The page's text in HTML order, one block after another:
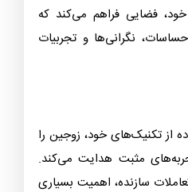
فضایی فراهم می‌کند که
نگرانی‌ها و تجربیات
از تکنیک‌های خود، زوجین را
مثبت هدایت می‌کند.
سازنده، اهمیت بسیاری